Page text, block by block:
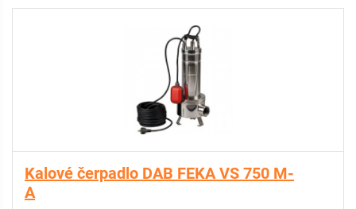
Kalové čerpadlo DAB FEKA VS 750 M-
A